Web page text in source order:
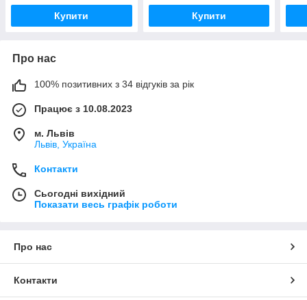
Купити Купити
Про нас
100% позитивних з 34 відгуків за рік
Працює з 10.08.2023
м. Львів
Львів, Україна
Контакти
Сьогодні вихідний
Показати весь графік роботи
Про нас
Контакти